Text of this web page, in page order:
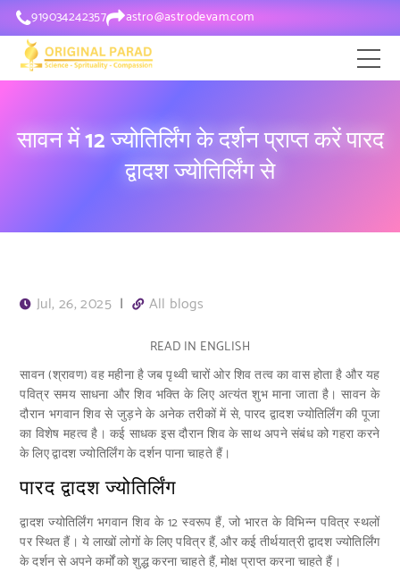
919034242357 astro@astrodevam.com
सावन में 12 ज्योतिर्लिंग के दर्शन प्राप्त करें पारद
द्वादश ज्योतिर्लिंग से
Jul, 26, 2025 | All blogs
READ IN ENGLISH
सावन (श्रावण) वह महीना है जब पृथ्वी चारों ओर शिव तत्व का वास होता है और यह
पवित्र समय साधना और शिव भक्ति के लिए अत्यंत शुभ माना जाता है। सावन के
दौरान भगवान शिव से जुड़ने के अनेक तरीकों में से, पारद द्वादश ज्योतिर्लिंग की पूजा
का विशेष महत्व है। कई साधक इस दौरान शिव के साथ अपने संबंध को गहरा करने
के लिए द्वादश ज्योतिर्लिंग के दर्शन पाना चाहते हैं।
पारद द्वादश ज्योतिर्लिंग
द्वादश ज्योतिर्लिंग भगवान शिव के 12 स्वरूप हैं, जो भारत के विभिन्न पवित्र स्थलों
पर स्थित हैं। ये लाखों लोगों के लिए पवित्र हैं, और कई तीर्थयात्री द्वादश ज्योतिर्लिंग
के दर्शन से अपने कर्मों को शुद्ध करना चाहते हैं, मोक्ष प्राप्त करना चाहते हैं।